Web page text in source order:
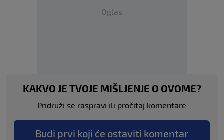
Oglas
KAKVO JE TVOJE MIŠLJENJE O OVOME?
Pridruži se raspravi ili pročitaj komentare
Budi prvi koji će ostaviti komentar